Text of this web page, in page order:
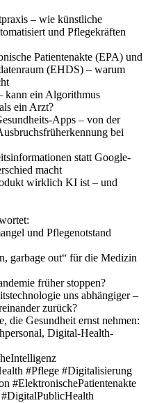
– wie künstliche
und Pflegekräften
Patientenakte (EPA) und
(EHDS) – warum
ein Algorithmus
ein Arzt?
Apps – von der
bei
statt Google-
macht
wirklich KI ist – und
und Pflegenotstand
garbage out“ für die Medizin
früher stoppen?
uns abhängiger –
zurück?
die Gesundheit ernst nehmen:
Digital-Health-
#Pflege #Digitalisierung
#ElektronischePatientenakte